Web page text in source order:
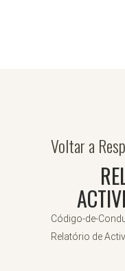
Voltar a
Código-de-
Relatório de